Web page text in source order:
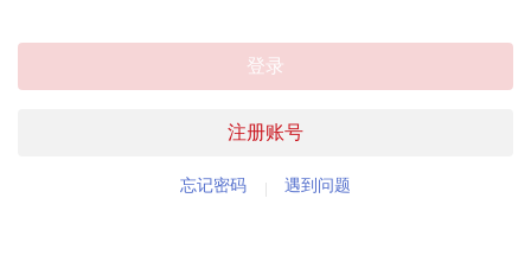
注册账号
登录
忘记密码 遇到问题